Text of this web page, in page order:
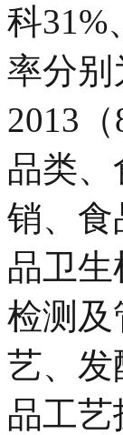
科31%
率分别
2013
品类
销、食
品卫
检测及
艺、发
品工